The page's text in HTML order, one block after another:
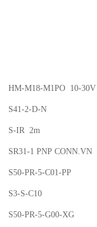
HM-M18-M1PO 10-30V
S41-2-D-N
S-IR 2m
SR31-1 PNP CONN.VN
S50-PR-5-C01-PP
S3-S-C10
S50-PR-5-G00-XG